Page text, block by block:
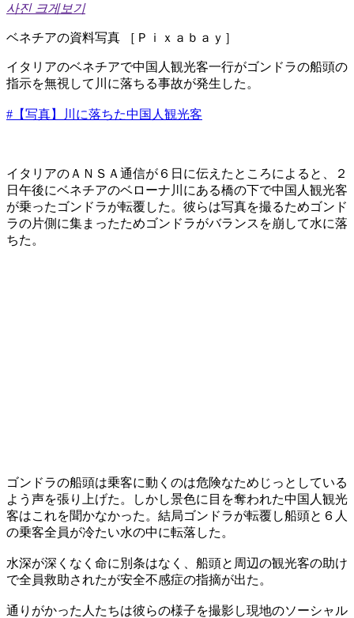
사진 크게보기
ベネチアの資料写真 ［Ｐｉｘａｂａｙ］
イタリアのベネチアで中国人観光客一行がゴンドラの船頭の
指示を無視して川に落ちる事故が発生した。
#【写真】川に落ちた中国人観光客
イタリアのＡＮＳＡ通信が６日に伝えたところによると、２
日午後にベネチアのベローナ川にある橋の下で中国人観光客
が乗ったゴンドラが転覆した。彼らは写真を撮るためゴンド
ラの片側に集まったためゴンドラがバランスを崩して水に落
ちた。
ゴンドラの船頭は乗客に動くのは危険なためじっとしている
よう声を張り上げた。しかし景色に目を奪われた中国人観光
客はこれを聞かなかった。結局ゴンドラが転覆し船頭と６人
の乗客全員が冷たい水の中に転落した。
水深が深くなく命に別条はなく、船頭と周辺の観光客の助け
で全員救助されたが安全不感症の指摘が出た。
通りがかった人たちは彼らの様子を撮影し現地のソーシャル